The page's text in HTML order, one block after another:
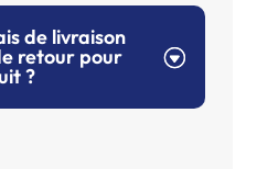
de livraison
retour pour
?